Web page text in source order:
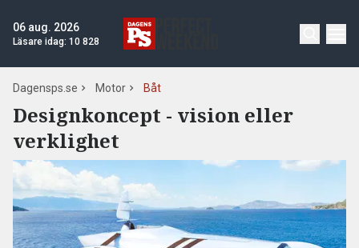
06 aug. 2026
Läsare idag: 10 828
Dagensps.se Motor Båt
Designkoncept - vision eller
verklighet